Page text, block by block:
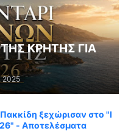
ΚΡΗΤΗΣ ΓΙΑ
2025
ξεχώρισαν στο "I
- Αποτελέσματα